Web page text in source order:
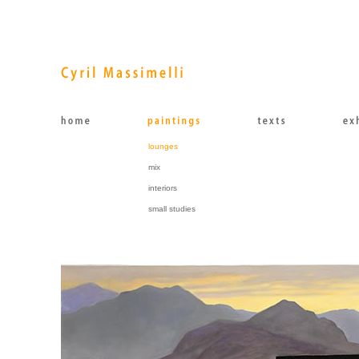
lounges
mix
interiors
small studies